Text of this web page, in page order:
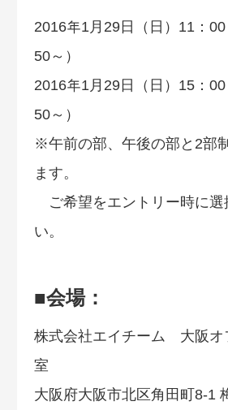
2016年1月29日（日）11：00
50～）
2016年1月29日（日）15：00
50～）
※午前の部、午後の部と2部
ます。
ご希望をエントリー時に選
い。
■会場：
株式会社エイチーム 大阪
室
大阪府大阪市北区角田町8-1